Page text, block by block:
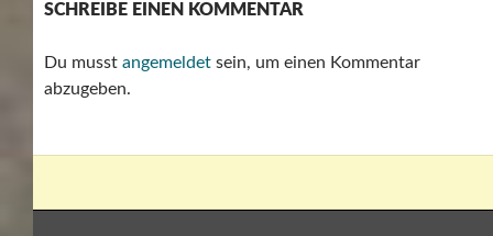
SCHREIBE EINEN KOMMENTAR
Du musst angemeldet sein, um einen Kommentar
abzugeben.